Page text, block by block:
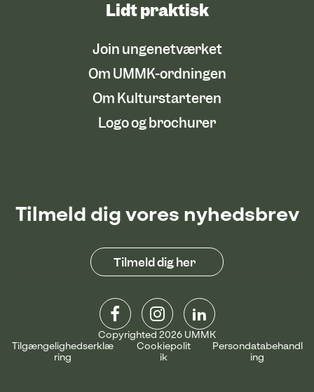
Lidt praktisk
Join ungenetværket
Om UMMK-ordningen
Om Kulturstarteren
Logo og brochurer
Tilmeld dig vores nyhedsbrev
Tilmeld dig her
Copyrighted 2026 UMMK
Tilgængelighedserklæ
ring
Cookiepolit
ik
Persondatabehandl
ing